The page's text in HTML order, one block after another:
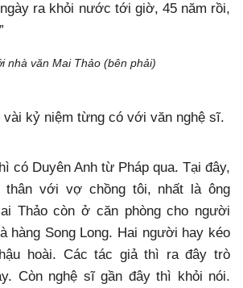
ra khỏi nước tới giờ, 45 năm rồi,
nhà văn Mai Thảo (bên phải)
vài kỷ niệm từng có với văn nghệ sĩ.
có Duyên Anh từ Pháp qua. Tại đây,
thân với vợ chồng tôi, nhất là ông
Thảo còn ở căn phòng cho người
hàng Song Long. Hai người hay kéo
hoài. Các tác giả thì ra đây trò
Còn nghệ sĩ gần đây thì khỏi nói.